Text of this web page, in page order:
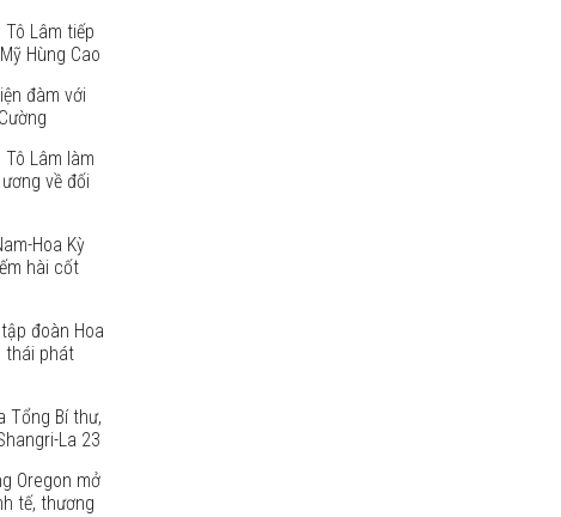
Lâm tiếp
Hùng Cao
đàm với
Lâm làm
về đối
Hoa Kỳ
hài cốt
đoàn Hoa
thái phát
Tổng Bí thư,
La 23
Oregon mở
tế, thương